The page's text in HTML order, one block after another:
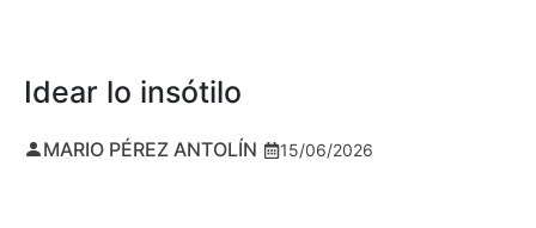
Idear lo insótilo
MARIO PÉREZ ANTOLÍN 15/06/2026